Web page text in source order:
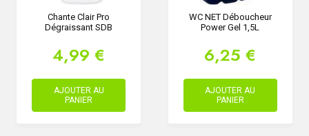
Chante Clair Pro
Dégraissant SDB
4,99 €
AJOUTER AU
PANIER
WC NET Déboucheur
Power Gel 1,5L
6,25 €
AJOUTER AU
PANIER